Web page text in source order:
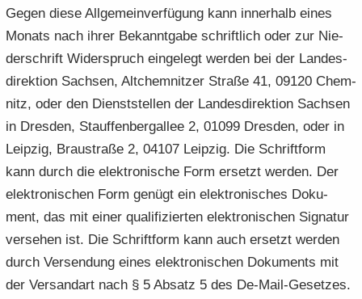
Gegen diese All­ge­mein­ver­fü­gung kann in­ner­halb eines
Mo­nats nach ihrer Be­kannt­ga­be schrift­lich oder zur Nie­
der­schrift Wi­der­spruch ein­ge­legt wer­den bei der Lan­des­
di­rek­ti­on Sach­sen, Alt­chem­nit­zer Stra­ße 41, 09120 Chem­
nitz, oder den Dienst­stel­len der Lan­des­di­rek­ti­on Sach­sen
in Dres­den, Stauf­fen­berg­al­lee 2, 01099 Dres­den, oder in
Leip­zig, Brau­stra­ße 2, 04107 Leip­zig. Die Schrift­form
kann durch die elek­tro­ni­sche Form er­setzt wer­den. Der
elek­tro­ni­schen Form ge­nügt ein elek­tro­ni­sches Do­ku­
ment, das mit einer qua­li­fi­zier­ten elek­tro­ni­schen Si­gna­tur
ver­se­hen ist. Die Schrift­form kann auch er­setzt wer­den
durch Ver­sen­dung eines elek­tro­ni­schen Do­ku­ments mit
der Ver­sand­art nach § 5 Ab­satz 5 des De-​Mail-Gesetzes.